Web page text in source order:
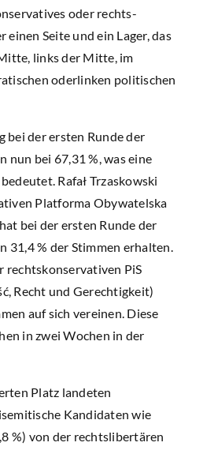
oder rechts-
einen Seite und ein Lager, das
links der Mitte, im
oderlinken politischen
bei der ersten Runde der
nun bei 67,31 %, was eine
Rafał Trzaskowski
Platforma Obywatelska
bei der ersten Runde der
31,4 % der Stimmen erhalten.
rechtskonservativen PiS
Recht und Gerechtigkeit)
auf sich vereinen. Diese
in zwei Wochen in der
Platz landeten
Kandidaten wie
%) von der rechtslibertären